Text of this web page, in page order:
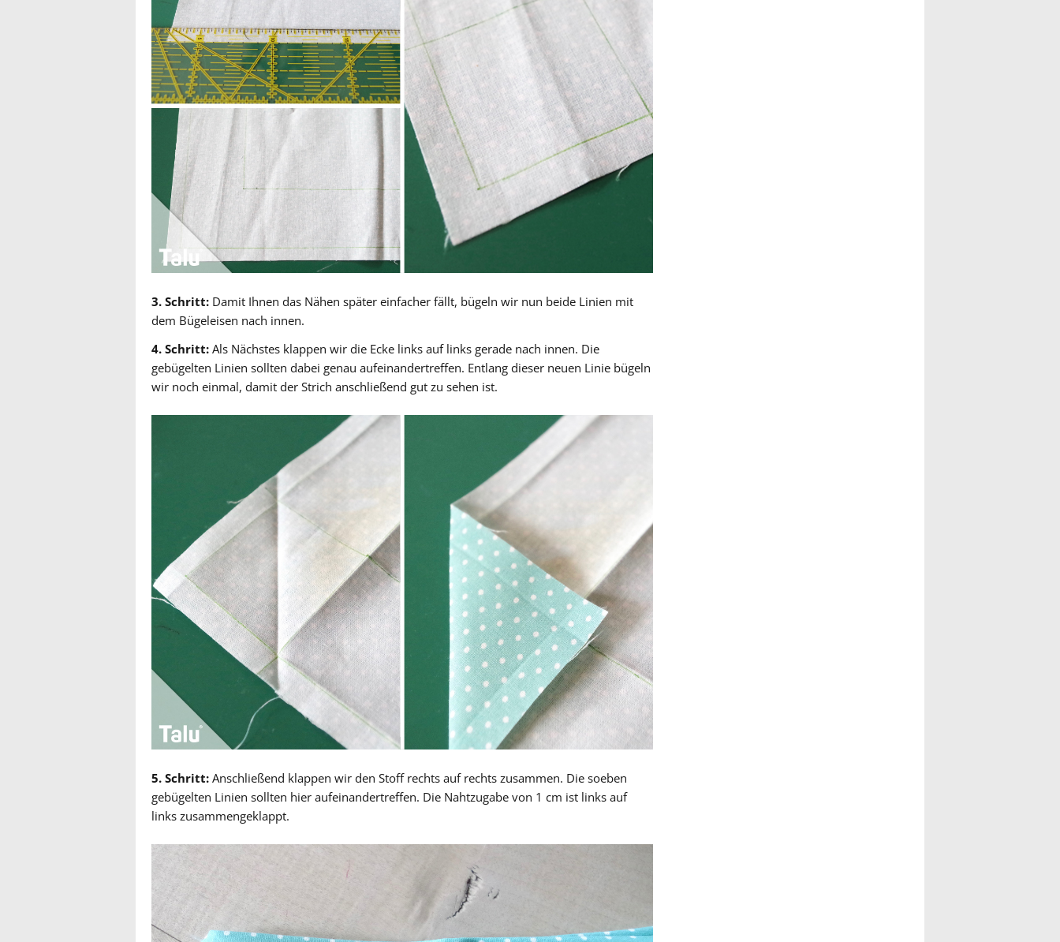
3. Schritt: Damit Ihnen das Nähen später einfacher fällt, bügeln wir nun beide Linien mit
dem Bügeleisen nach innen.
4. Schritt: Als Nächstes klappen wir die Ecke links auf links gerade nach innen. Die
gebügelten Linien sollten dabei genau aufeinandertreffen. Entlang dieser neuen Linie bügeln
wir noch einmal, damit der Strich anschließend gut zu sehen ist.
5. Schritt: Anschließend klappen wir den Stoff rechts auf rechts zusammen. Die soeben
gebügelten Linien sollten hier aufeinandertreffen. Die Nahtzugabe von 1 cm ist links auf
links zusammengeklappt.